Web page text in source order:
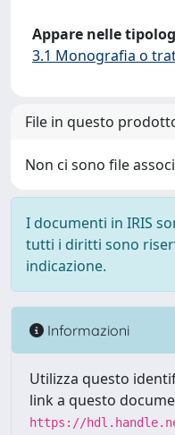
Appare nelle
3.1 Monografia o
File in questo
Non ci sono file
I documenti in IRIS
tutti i diritti sono
indicazione.
Informazioni
Utilizza questo
link a questo
https://